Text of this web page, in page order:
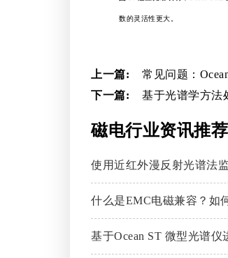
数的灵活性更大。
上一篇:
常见问题：
下一篇:
基于光谱学方法
磁电行业资讯推
使用近红外漫反射光谱法
什么是EMC电磁兼容？如
基于Ocean ST 微型光谱